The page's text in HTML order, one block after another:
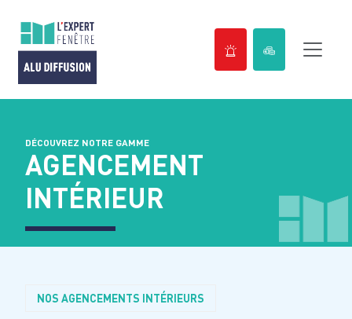
contenuDÉCOUVREZ NOTRE GAMME
AGENCEMENT
INTÉRIEUR
NOS AGENCEMENTS INTÉRIEURS